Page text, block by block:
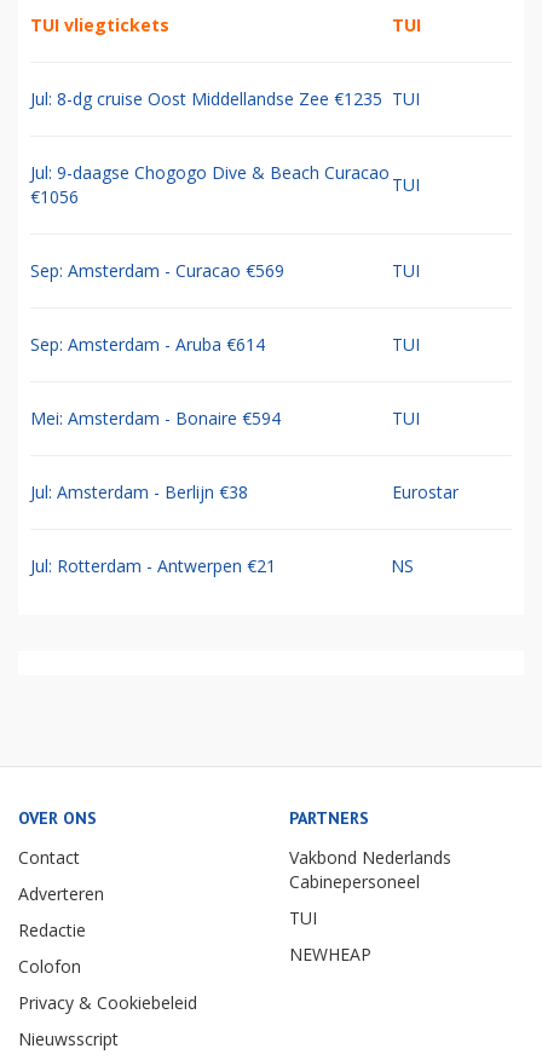
TUI vliegtickets TUI
Jul: 8-dg cruise Oost Middellandse Zee €1235 TUI
Jul: 9-daagse Chogogo Dive & Beach Curacao
€1056
TUI
Sep: Amsterdam - Curacao €569 TUI
Sep: Amsterdam - Aruba €614 TUI
Mei: Amsterdam - Bonaire €594 TUI
Jul: Amsterdam - Berlijn €38 Eurostar
Jul: Rotterdam - Antwerpen €21 NS
OVER ONS
Contact
Adverteren
Redactie
Colofon
Privacy & Cookiebeleid
Nieuwsscript
PARTNERS
Vakbond Nederlands
Cabinepersoneel
TUI
NEWHEAP